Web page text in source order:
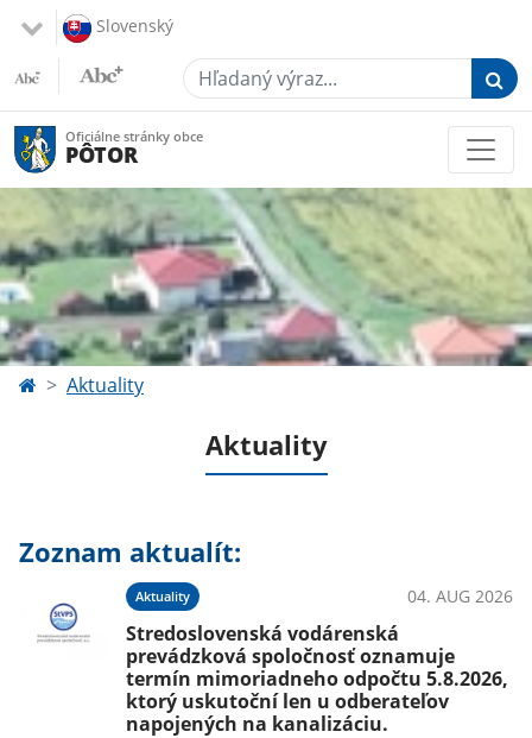
Slovenský
Hľadaný výraz...
Oficiálne stránky obce
PÔTOR
Aktuality
Aktuality
Zoznam aktualít:
Aktuality 04. AUG 2026
Stredoslovenská vodárenská
prevádzková spoločnosť oznamuje
termín mimoriadneho odpočtu 5.8.2026,
ktorý uskutoční len u odberateľov
napojených na kanalizáciu.